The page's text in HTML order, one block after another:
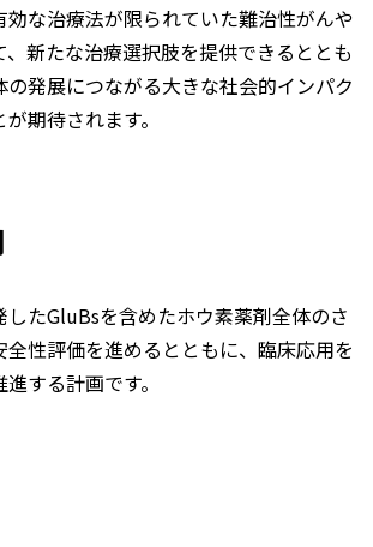
効な治療法が限られていた難治性がんや
新たな治療選択肢を提供できるととも
の発展につながる大きな社会的インパク
期待されます。
たGluBsを含めたホウ素薬剤全体のさ
全性評価を進めるとともに、臨床応用を
する計画です。